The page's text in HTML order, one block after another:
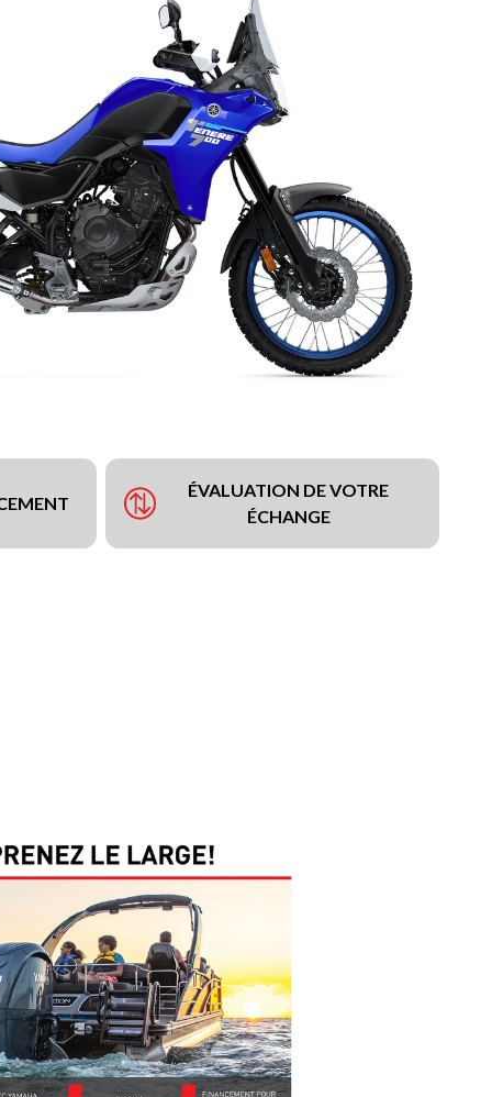
ÉVALUATION DE VOTRE
ÉCHANGE